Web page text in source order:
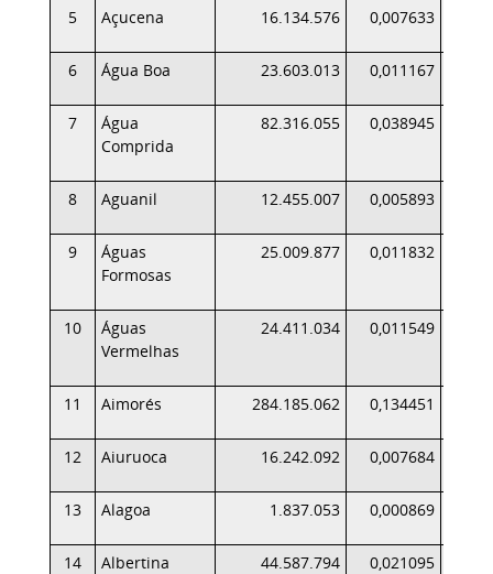
5 Açucena 16.134.576 0,007633
6 Água Boa 23.603.013 0,011167
7
Água
Comprida
82.316.055 0,038945
8 Aguanil 12.455.007 0,005893
9
Águas
Formosas
25.009.877 0,011832
10
Águas
Vermelhas
24.411.034 0,011549
11 Aimorés 284.185.062 0,134451
12 Aiuruoca 16.242.092 0,007684
13 Alagoa 1.837.053 0,000869
14 Albertina 44.587.794 0,021095